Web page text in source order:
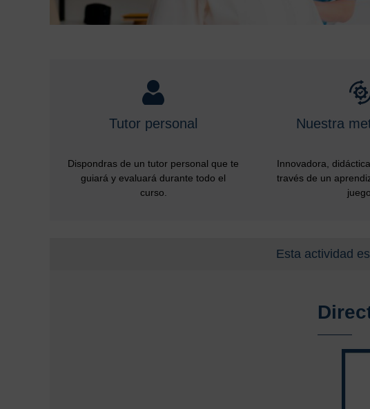
Tutor personal
Dispondras de un tutor personal que te
guiará y evaluará durante todo el
curso.
Nuestra
Innovadora,
través de un
juego.
Esta actividad